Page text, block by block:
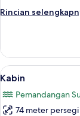
tidur
Rincian
Rincian
Kabin
Mewah,
3
tidur
(7
Lihat
semua
foto
untuk
9
Kabin
Pemandangan
74 meter persegi